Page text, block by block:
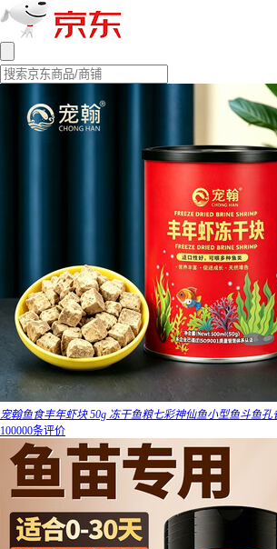
宠翰鱼食丰年虾块 50g 冻干鱼粮七彩神仙鱼小型鱼斗鱼孔
100000条评价